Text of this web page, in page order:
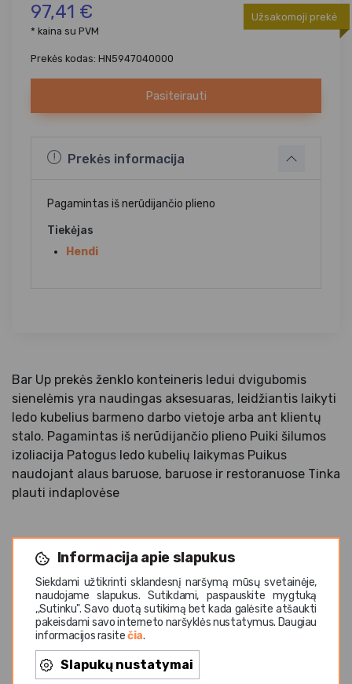
Informacija apie slapukus
Siekdami užtikrinti sklandesnį naršymą mūsų svetainėje,
naudojame slapukus. Sutikdami, paspauskite mygtuką
,,Sutinku". Savo duotą sutikimą bet kada galėsite atšaukti
pakeisdami savo interneto naršyklės nustatymus. Daugiau
informacijos rasitečia.
Slapukų nustatymai
97,41 €
Užsakomoji prekė
* kaina su PVM
Prekės kodas: HN5947040000
Pasiteirauti
Prekės informacija
Pagamintas iš nerūdijančio plieno
Tiekėjas
Hendi
Bar Up prekės ženklo konteineris ledui dvigubomis
sienelėmis yra naudingas aksesuaras, leidžiantis laikyti
ledo kubelius barmeno darbo vietoje arba ant klientų
stalo. Pagamintas iš nerūdijančio plieno Puiki šilumos
izoliacija Patogus ledo kubelių laikymas Puikus
naudojant alaus baruose, baruose ir restoranuose Tinka
plauti indaplovėse
Panašios prekės
Vasaros TOP